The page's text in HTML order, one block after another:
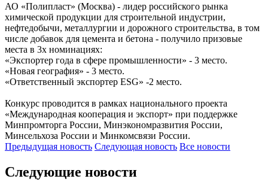
АО «Полипласт» (Москва) - лидер российского рынка
химической продукции для строительной индустрии,
нефтедобычи, металлургии и дорожного строительства, в том
числе добавок для цемента и бетона - получило призовые
места в 3х номинациях:
«Экспортер года в сфере промышленности» - 3 место.
«Новая география» - 3 место.
«Ответственный экспортер ESG» -2 место.
Конкурс проводится в рамках национального проекта
«Международная кооперация и экспорт» при поддержке
Минпромторга России, Минэкономразвития России,
Минсельхоза России и Минкомсвязи России.
Предыдущая новость Следующая новость Все новости
Следующие новости